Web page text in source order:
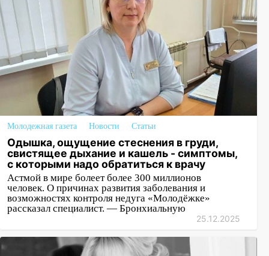
Молодежная газета Новости Статьи
Одышка, ощущение стеснения в груди,
свистящее дыхание и кашель - симптомы,
с которыми надо обратиться к врачу
Астмой в мире болеет более 300 миллионов
человек. О причинах развития заболевания и
возможностях контроля недуга «Молодёжке»
рассказал специалист. — Бронхиальную
25.12.2025